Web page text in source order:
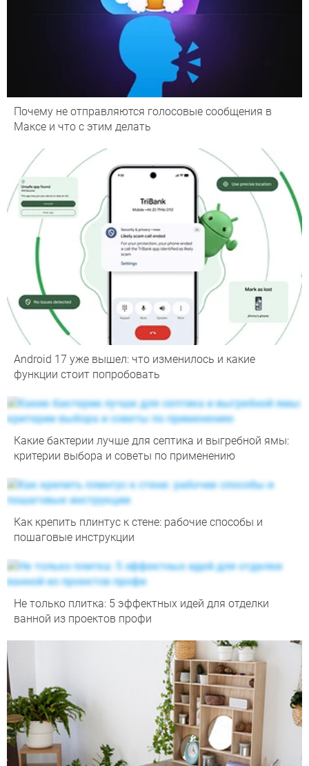
Почему не отправляются голосовые сообщения в
Максе и что с этим делать
Android 17 уже вышел: что изменилось и какие
функции стоит попробовать
Какие бактерии лучше для септика и выгребной ямы:
критерии выбора и советы по применению
Как крепить плинтус к стене: рабочие способы и
пошаговые инструкции
Не только плитка: 5 эффектных идей для отделки
ванной из проектов профи